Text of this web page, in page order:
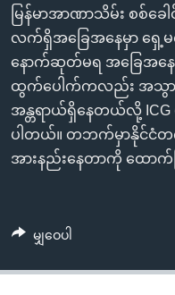
ကျော်
ကြည့်
ရန်
ရှာဖွေ
ရန်
နေရာ
သို့
ဘာသာစကားများ
မြန်မာအာဏာသိမ်း စစ်ခေ
လက်ရှိအခြေအနေမှာ ရှေ့
နောက်ဆုတ်မရ အခြေအနေဖ
ထွက်ပေါက်ကလည်း အသွာ
အန္တရာယ်ရှိနေတယ်လို့
ပါတယ်။ တဘက်မှာနိုင်ငံ
အားနည်းနေတာကို ထောက်
မျှဝေပါ